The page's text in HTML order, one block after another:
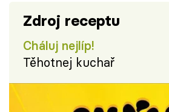
Zdroj receptu
Cháluj nejlíp!
Těhotnej kuchař